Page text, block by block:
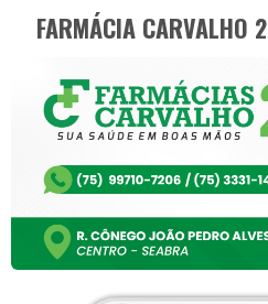
FARMÁCIA CARVALHO